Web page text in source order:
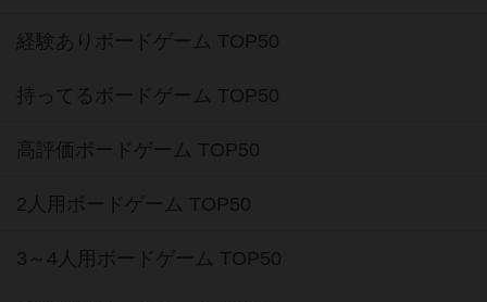
経験ありボードゲーム TOP50
持ってるボードゲーム TOP50
高評価ボードゲーム TOP50
2人用ボードゲーム TOP50
3～4人用ボードゲーム TOP50